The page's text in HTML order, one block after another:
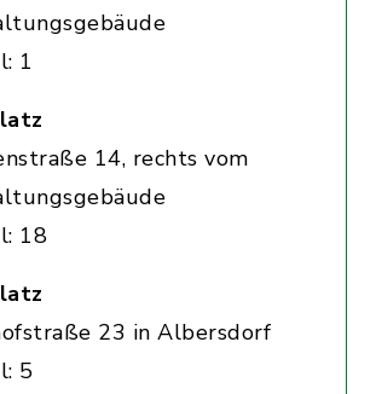
1
14, rechts vom
18
23 in Albersdorf
5